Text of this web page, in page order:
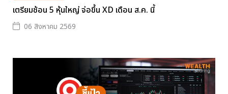
เตรียมช้อน 5 หุ้นใหญ่ จ่อขึ้น XD เดือน ส.ค. นี้
06 สิงหาคม 2569